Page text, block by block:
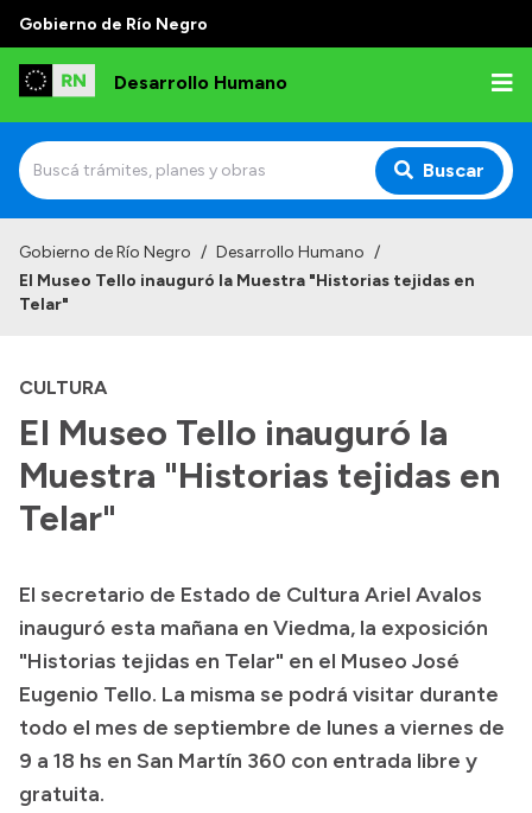
Gobierno de Río Negro
Desarrollo Humano
Buscar
Institucional
Autoridades
Delegaciones
Normativa
Presupuesto
Boletín Oficial
Compras y licitaciones
Consulta de expedientes
Consulta de pago a proveedores
Gobierno de Río Negro / Desarrollo Humano /
El Museo Tello inauguró la Muestra "Historias tejidas en
Telar"
CULTURA
El Museo Tello inauguró la
Muestra "Historias tejidas en
Telar"
El secretario de Estado de Cultura Ariel Avalos
inauguró esta mañana en Viedma, la exposición
"Historias tejidas en Telar" en el Museo José
Eugenio Tello. La misma se podrá visitar durante
todo el mes de septiembre de lunes a viernes de
9 a 18 hs en San Martín 360 con entrada libre y
gratuita.